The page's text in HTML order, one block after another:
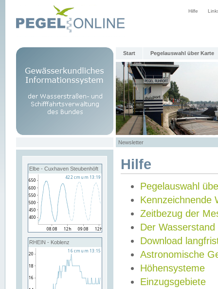
Hilfe
Start Pegelauswahl über Karte
Newsletter
Elbe - Cuxhaven Steubenhöft
RHEIN - Koblenz
Hilfe
Pegelauswahl
Kennzeichnende
Zeitbezug der
Der Wasserstand
Download
Astronomische
Höhensysteme
Einzugsgebiete